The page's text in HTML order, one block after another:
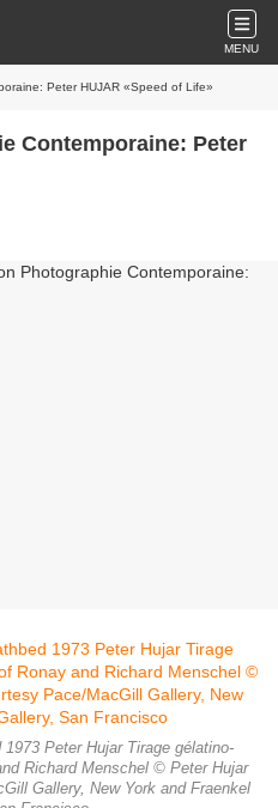
MENU
Peter HUJAR «Speed of Life»
Contemporaine: Peter
Peter Hujar Tirage gélatino-
Richard Menschel © Peter Hujar
Gallery, New York and Fraenkel